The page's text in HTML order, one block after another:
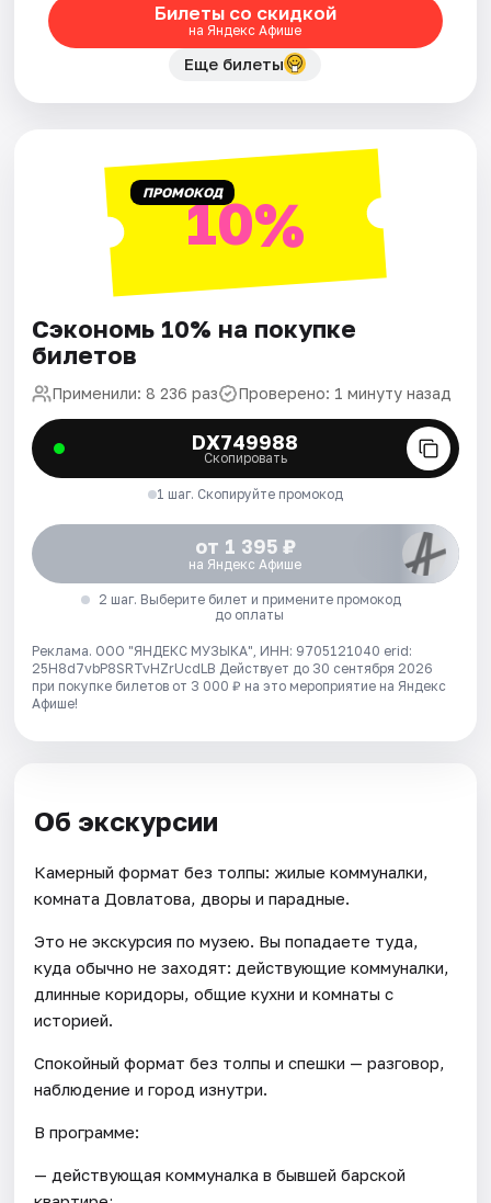
Билеты со скидкой
на Яндекс Афише
Еще билеты
ПРОМОКОД10%
Сэкономь 10% на покупке
билетов
Применили: 8 236 раз Проверено: 1 минуту назад
DX749988
Скопировать
1 шаг. Скопируйте промокод
от 1 395 ₽
на Яндекс Афише
2 шаг. Выберите билет и примените промокод
до оплаты
Реклама. ООО "ЯНДЕКС МУЗЫКА", ИНН: 9705121040 erid:
25H8d7vbP8SRTvHZrUcdLB Действует до 30 сентября 2026
при покупке билетов от 3 000 ₽ на это мероприятие на Яндекс
Афише!
Об экскурсии
Камерный формат без толпы: жилые коммуналки,
комната Довлатова, дворы и парадные.
Это не экскурсия по музею. Вы попадаете туда,
куда обычно не заходят: действующие коммуналки,
длинные коридоры, общие кухни и комнаты с
историей.
Спокойный формат без толпы и спешки — разговор,
наблюдение и город изнутри.
В программе:
— действующая коммуналка в бывшей барской